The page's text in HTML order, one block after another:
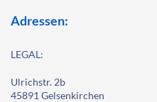
Adressen:
LEGAL:
Ulrichstr. 2b
45891 Gelsenkirchen